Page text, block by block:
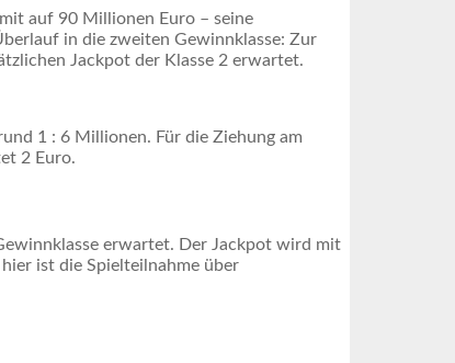
auf 90 Millionen Euro – seine
in die zweiten Gewinnklasse: Zur
Jackpot der Klasse 2 erwartet.
1 : 6 Millionen. Für die Ziehung am
2 Euro.
erwartet. Der Jackpot wird mit
ist die Spielteilnahme über